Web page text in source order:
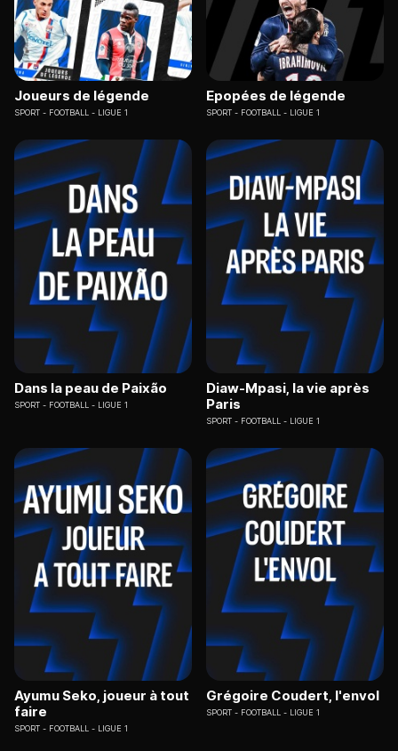
Joueurs de légende
SPORT FOOTBALL - LIGUE 1
Epopées de légende
SPORT FOOTBALL - LIGUE 1
Dans la peau de Paixão
SPORT FOOTBALL - LIGUE 1
Diaw-Mpasi, la vie après
Paris
SPORT FOOTBALL - LIGUE 1
Ayumu Seko, joueur à tout
faire
SPORT FOOTBALL - LIGUE 1
Grégoire Coudert, l'envol
SPORT FOOTBALL - LIGUE 1